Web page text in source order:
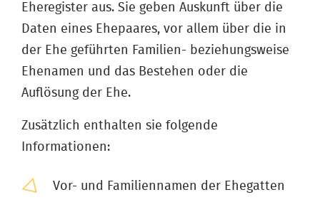
Eheregister aus. Sie geben Auskunft über die
Daten eines Ehepaares, vor allem über die in
der Ehe geführten Familien- beziehungsweise
Ehenamen und das Bestehen oder die
Auflösung der Ehe.
Zusätzlich enthalten sie folgende
Informationen:
Vor- und Familiennamen der Ehegatten